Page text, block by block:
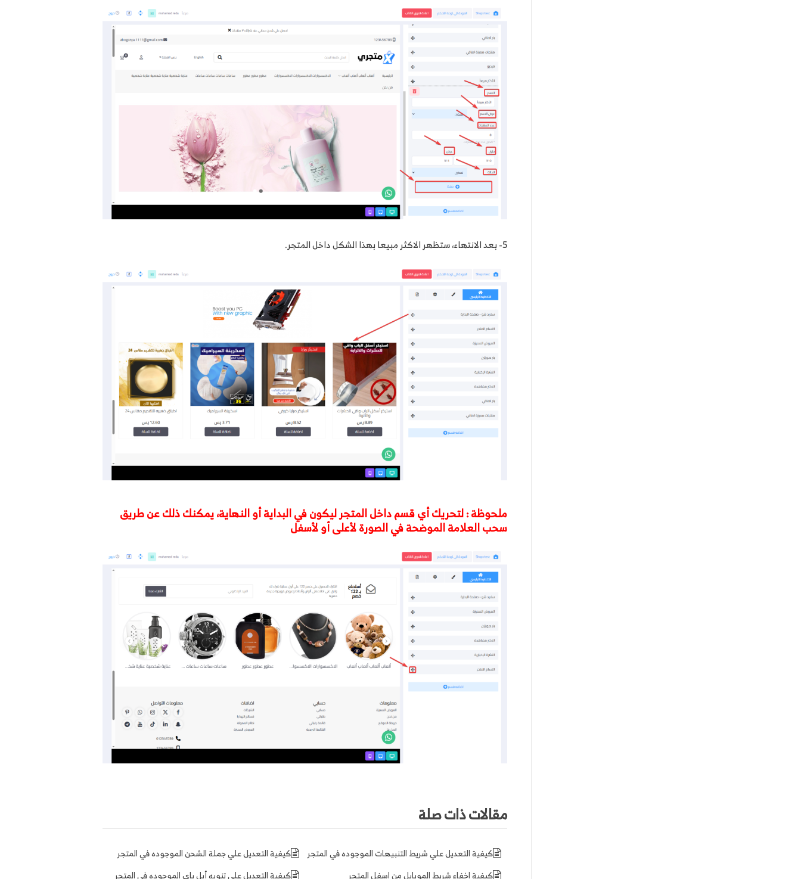
5- بعد الانتهاء، ستظهر الاكثر مبيعا بهذا الشكل داخل المتجر.
ملحوظة : لتحريك أي قسم داخل المتجر ليكون في البداية أو النهاية، يمكنك ذلك عن طريق
سحب العلامة الموضحة في الصورة لأعلى أو لأسفل
مقالات ذات صلة
كيفية التعديل علي جملة الشحن الموجوده في المتجر
كيفية التعديل علي شريط التنبيهات الموجوده في المتجر
كيفية التعديل علي تنويه أبل باي الموجوده في المتجر
كيفية اخفاء شريط الموبايل من اسفل المتجر